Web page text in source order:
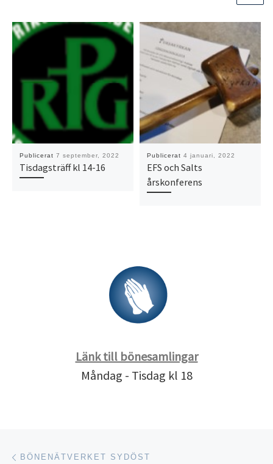
Publicerat 7 september, 2022
Tisdagsträff kl 14-16
Publicerat 4 januari, 2022
EFS och Salts
årskonferens
Länk till bönesamlingar
Måndag - Tisdag kl 18
Inläggsnavigering
BÖNENÄTVERKET SYDÖST